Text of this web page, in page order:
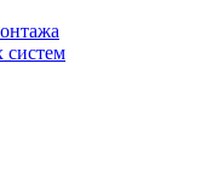
систем